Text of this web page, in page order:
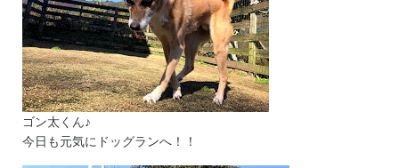
ゴン太くん♪
今日も元気にドッグランへ！！